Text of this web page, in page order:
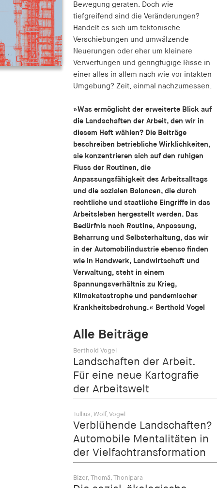
Bewegung geraten. Doch wie
tiefgreifend sind die Veränderungen?
Handelt es sich um tektonische
Verschiebungen und umwälzende
Neuerungen oder eher um kleinere
Verwerfungen und geringfügige Risse in
einer alles in allem nach wie vor intakten
Umgebung? Zeit, einmal nachzumessen.
»Was ermöglicht der erweiterte Blick auf
die Landschaften der Arbeit, den wir in
diesem Heft wählen? Die Beiträge
beschreiben betriebliche Wirklichkeiten,
sie konzentrieren sich auf den ruhigen
Fluss der Routinen, die
Anpassungsfähigkeit des Arbeitsalltags
und die sozialen Balancen, die durch
rechtliche und staatliche Eingriffe in das
Arbeitsleben hergestellt werden. Das
Bedürfnis nach Routine, Anpassung,
Beharrung und Selbsterhaltung, das wir
in der Automobilindustrie ebenso finden
wie in Handwerk, Landwirtschaft und
Verwaltung, steht in einem
Spannungsverhältnis zu Krieg,
Klimakatastrophe und pandemischer
Krankheitsbedrohung.« Berthold Vogel
Alle Beiträge
Berthold Vogel
Landschaften der Arbeit.
Für eine neue Kartografie
der Arbeitswelt
Tullius, Wolf, Vogel
Verblühende Landschaften?
Automobile Mentalitäten in
der Vielfachtransformation
Bizer, Thomä, Thonipara